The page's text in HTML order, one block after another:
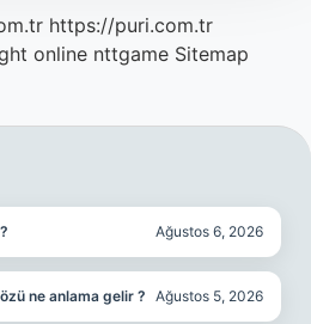
https://puri.com.tr
online nttgame Sitemap
Ağustos 6, 2026
ne anlama gelir ? Ağustos 5, 2026